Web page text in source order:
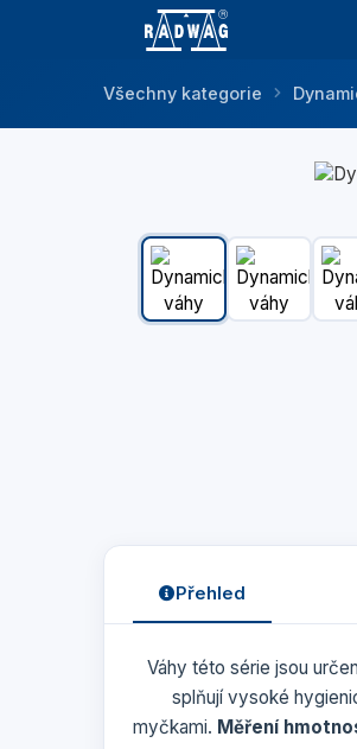
Všechny kategorie
Přehled
Váhy této série jsou
splňují vysoké
myčkami. Měření